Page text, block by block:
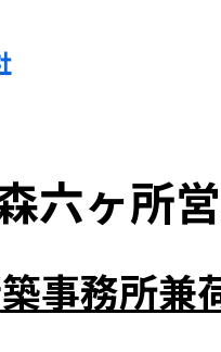
六ヶ所
事務所兼